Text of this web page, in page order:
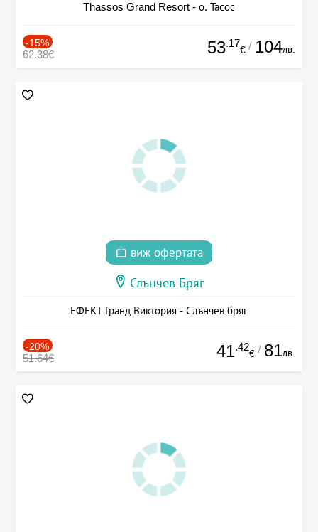
Thassos Grand Resort - о. Тасос
-15%
62.38€ 53.17
€ / 104лв.
виж офертата
Слънчев Бряг
ЕФЕКТ Гранд Виктория - Слънчев бряг
-20%
51.64€ 41.42
€ / 81лв.